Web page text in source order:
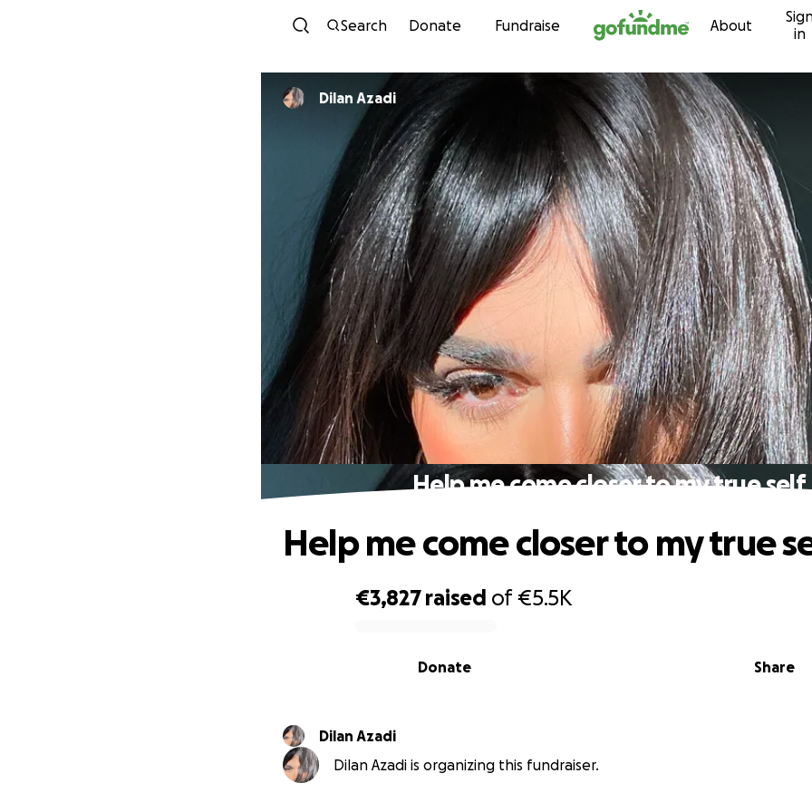
Skip to content
Search Donate Fundraise About
in
Dilan Azadi
Help me come closer to my true self
€3,827 raised of€5.5K
Share
Donate
Help me come closer to my true
Dilan Azadi
Dilan Azadi is organizing this fundraiser.